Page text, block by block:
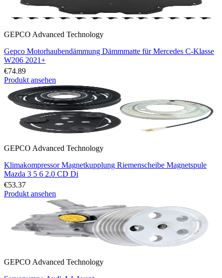
GEPCO Advanced Technology
Gepco Motorhaubendämmung Dämmmatte für Mercedes C-Klasse
W206 2021+
€74.89
Produkt ansehen
GEPCO Advanced Technology
Klimakompressor Magnetkupplung Riemenscheibe Magnetspule
Mazda 3 5 6 2.0 CD Di
€53.37
Produkt ansehen
GEPCO Advanced Technology